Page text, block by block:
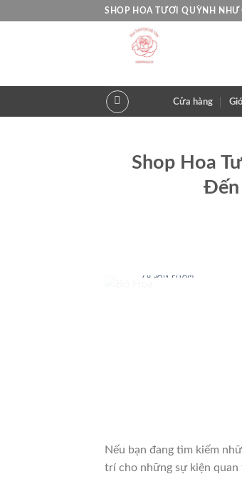
SHOP HOA TƯƠI QUỲNH
Cửa hàng
Shop Hoa
Đến
78 SẢN PHẨM
Nếu bạn đang tìm kiếm
trí cho những sự kiện quan